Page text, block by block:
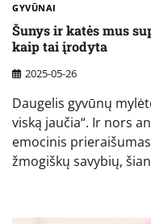
GYVŪNAI
Šunys ir katės mus
kaip tai įrodyta
2025-05-26
Daugelis gyvūnų
viską jaučia“. Ir nors
emocinis
žmogiškų savybių,